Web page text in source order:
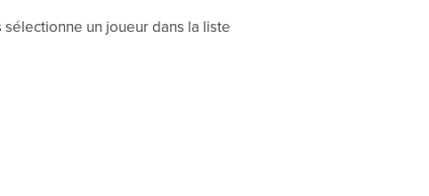
sélectionne un joueur dans la liste